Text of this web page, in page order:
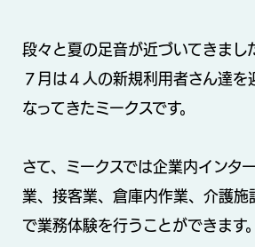
段々と夏の足音が近づいてきまし
７月は４人の新規利用者さん達を
なってきたミークスです。
さて、ミークスでは企業内インタ
業、接客業、倉庫内作業、介護施
で業務体験を行うことができます。